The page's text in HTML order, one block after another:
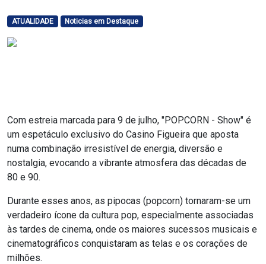
ATUALIDADE Noticias em Destaque
Com estreia marcada para 9 de julho, "POPCORN - Show" é
um espetáculo exclusivo do Casino Figueira que aposta
numa combinação irresistível de energia, diversão e
nostalgia, evocando a vibrante atmosfera das décadas de
80 e 90.
Durante esses anos, as pipocas (popcorn) tornaram-se um
verdadeiro ícone da cultura pop, especialmente associadas
às tardes de cinema, onde os maiores sucessos musicais e
cinematográficos conquistaram as telas e os corações de
milhões.